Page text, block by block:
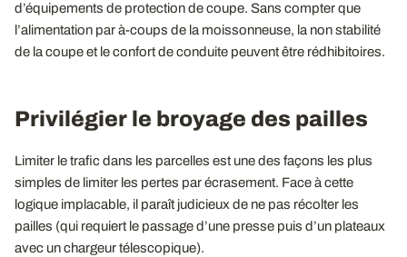
d’équipements de protection de coupe. Sans compter que
l’alimentation par à-coups de la moissonneuse, la non stabilité
de la coupe et le confort de conduite peuvent être rédhibitoires.
Privilégier le broyage des pailles
Limiter le trafic dans les parcelles est une des façons les plus
simples de limiter les pertes par écrasement. Face à cette
logique implacable, il paraît judicieux de ne pas récolter les
pailles (qui requiert le passage d’une presse puis d’un plateaux
avec un chargeur télescopique).